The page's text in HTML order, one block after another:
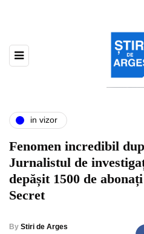
in vizor
Fenomen incredibil
Jurnalistul de
depășit 1500 de
Secret
By Stiri de Arges